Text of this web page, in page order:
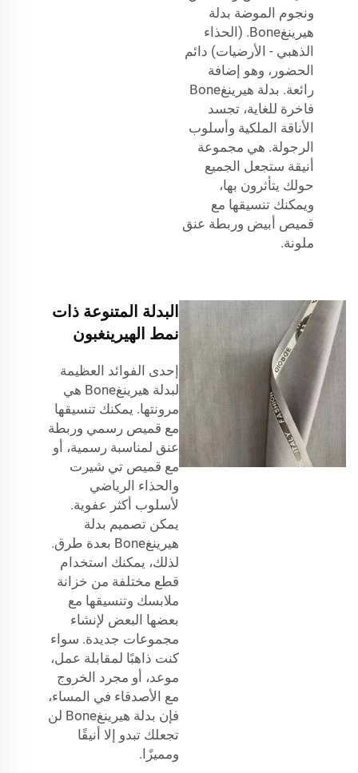
ونجوم الموضة بدلة
هيرينغBone. (الحذاء
الذهبي - الأرضيات) دائم
الحضور، وهو إضافة
رائعة. بدلة هيرينغBone
فاخرة للغاية، تجسد
الأناقة الملكية وأسلوب
الرجولة. هي مجموعة
أنيقة ستجعل الجميع
حولك يتأثرون بها،
ويمكنك تنسيقها مع
قميص أبيض وربطة عنق
ملونة.
البدلة المتنوعة ذات
نمط الهيرينغبون
إحدى الفوائد العظيمة
لبدلة هيرينغBone هي
مرونتها. يمكنك تنسيقها
مع قميص رسمي وربطة
عنق لمناسبة رسمية، أو
مع قميص تي شيرت
والحذاء الرياضي
لأسلوب أكثر عفوية.
يمكن تصميم بدلة
هيرينغBone بعدة طرق.
لذلك، يمكنك استخدام
قطع مختلفة من خزانة
ملابسك وتنسيقها مع
بعضها البعض لإنشاء
مجموعات جديدة. سواء
كنت ذاهبًا لمقابلة عمل،
موعد، أو مجرد الخروج
مع الأصدقاء في المساء،
فإن بدلة هيرينغBone لن
تجعلك تبدو إلا أنيقًا
ومميزًا.